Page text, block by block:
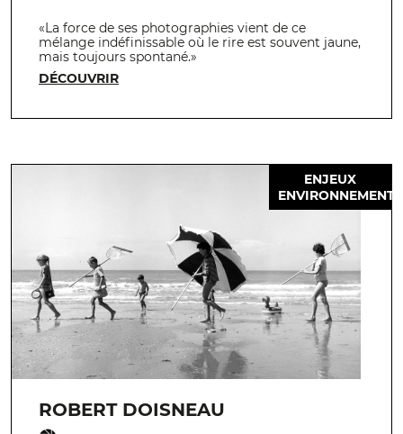
«La force de ses photographies vient de ce
mélange indéfinissable où le rire est souvent jaune,
mais toujours spontané.»
DÉCOUVRIR
ENJEUX
ROBERT DOISNEAU